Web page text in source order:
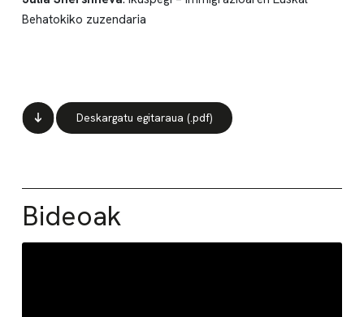
Behatokiko zuzendaria
Deskargatu egitaraua (.pdf)
Bideoak